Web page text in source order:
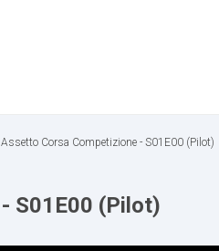
Assetto Corsa Competizione - S01E00 (Pilot)
S01E00 (Pilot)